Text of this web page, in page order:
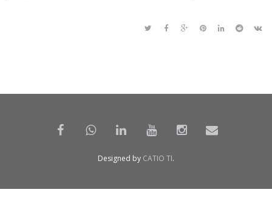
Designed by CATIO TI.